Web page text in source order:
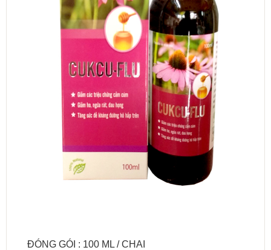
ĐÓNG GÓI : 100 ML / CHAI